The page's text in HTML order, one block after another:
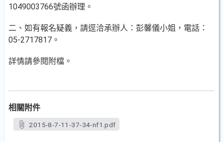
1049003766號函辦理。
二、如有報名疑義，請逕洽承辦人：彭馨儀小姐，電話：
05-2717817。
詳情請參閱附檔。
相關附件
2015-8-7-11-37-34-nf1.pdf